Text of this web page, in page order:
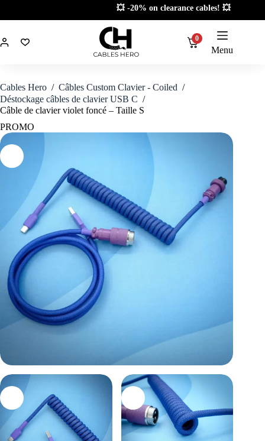
💥 -20% on clearance cables! 💥
0
Menu
Cables Hero / Câbles Custom Clavier - Coiled /
Déstockage câbles de clavier USB C /
Câble de clavier violet foncé – Taille S
PROMO